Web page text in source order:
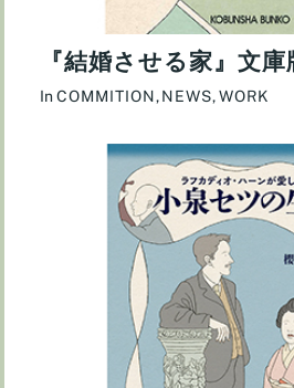
『結婚させる家』文庫
InCOMMITION,NEWS,WORK